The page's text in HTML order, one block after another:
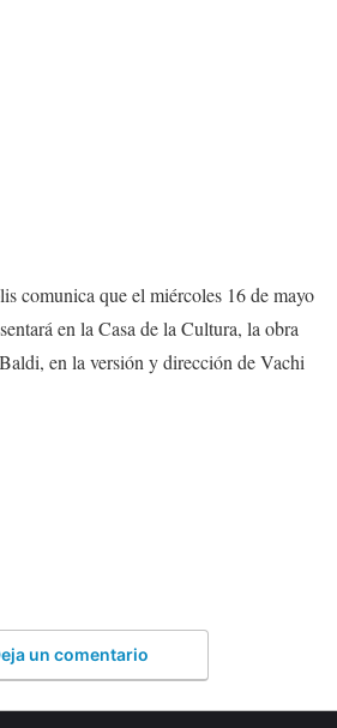
comunica que el miércoles 16 de mayo
en la Casa de la Cultura, la obra
en la versión y dirección de Vachi
un comentario